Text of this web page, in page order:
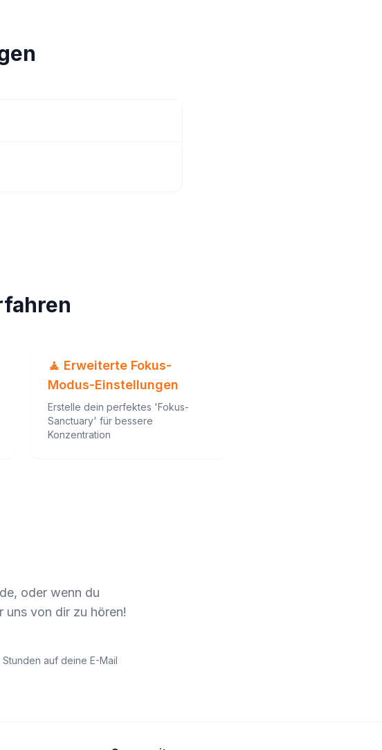
🧘 Erweiterte Fokus-
Modus-Einstellungen
Erstelle dein perfektes 'Fokus-
Sanctuary' für bessere
Konzentration
oder wenn du
uns von dir zu hören!
auf deine E-Mail